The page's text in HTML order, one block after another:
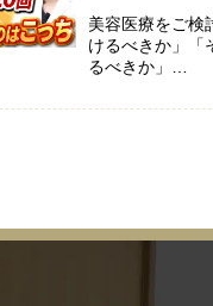
美容医療をご検
けるべきか」「
るべきか」…